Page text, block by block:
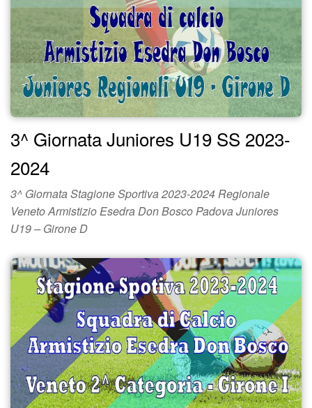
3^ Giornata Juniores U19 SS 2023-
2024
3^ Giornata Stagione Sportiva 2023-2024 Regionale
Veneto Armistizio Esedra Don Bosco Padova Juniores
U19 – Girone D